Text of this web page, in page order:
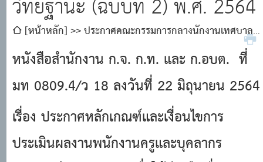
วิทยฐานะ (ฉบับที่ 2) พ.ศ. 2564
[หน้าหลัก]
ประกาศคณะกรรมการกลางนักงานเทศบาล
เรื่อง หลักเกณฑ์และเงื่อนไขการประเมินผลงานพนักงานครูและ
บุคลากรทางการศึกษาเทศบาลเพื่อให้มีหรือเลื่อนวิทยฐานะ
(ฉบับที่ 2) พ.ศ. 2564
หนังสือสํานักงาน ก.จ. ก.ท. และ ก.อบต. ที่
มท 0809.4/ว 18 ลงวันที่ 22 มิถุนายน 2564
เรื่อง ประกาศหลักเกณฑ์และเงื่อนไขการ
ประเมินผลงานพนักงานครูและบุคลากร